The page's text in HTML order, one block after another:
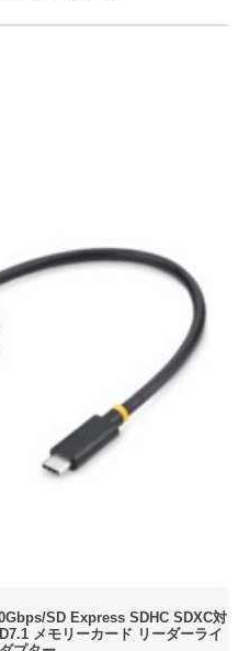
SD Express SDHC SDXC対
メモリーカード リーダーライ